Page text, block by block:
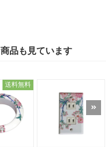
品も見ています
送料無料